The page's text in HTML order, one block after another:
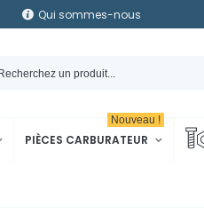
Qui sommes-nous
PIÈCES CARBURATEUR
Nouveau !